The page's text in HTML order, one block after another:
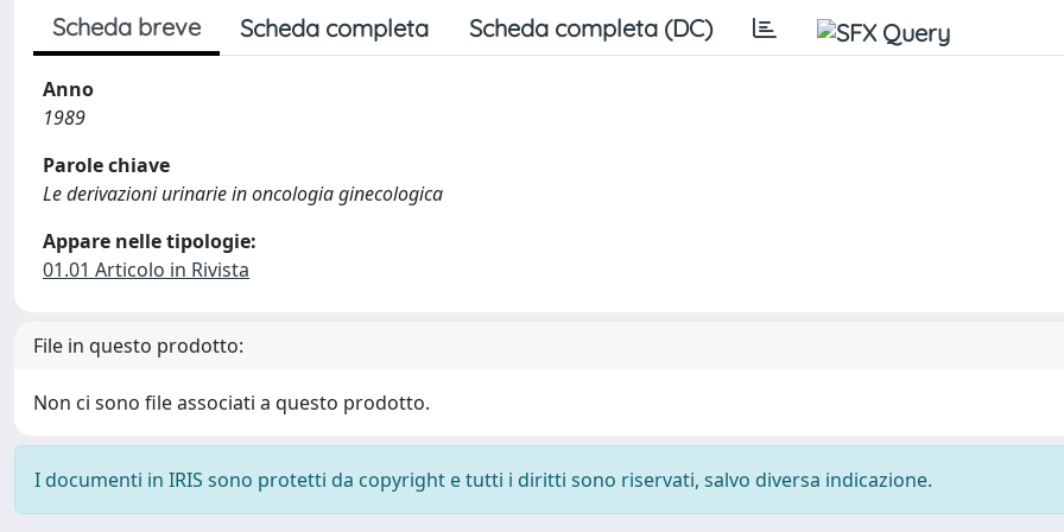
Scheda breve Scheda completa Scheda completa (DC)
Anno
1989
Parole chiave
Le derivazioni urinarie in oncologia ginecologica
Appare nelle tipologie:
01.01 Articolo in Rivista
File in questo prodotto:
Non ci sono file associati a questo prodotto.
I documenti in IRIS sono protetti da copyright e tutti i diritti sono riservati, salvo diversa indicazione.